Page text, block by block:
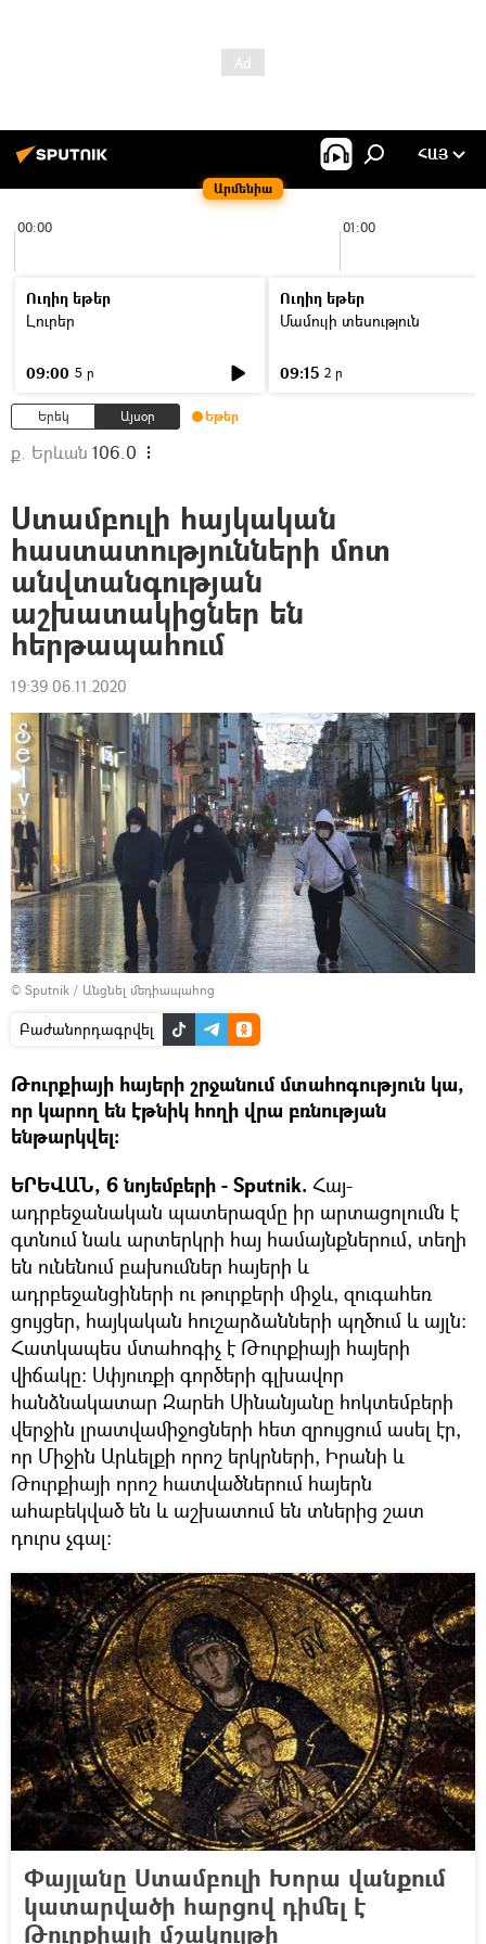
Արմենիա
ՀԱՅ
00:00 01:00
Ուղիղ եթեր
Լուրեր
09:00 5 ր
Ուղիղ եթեր
Մամուլի տեսություն
09:15 2 ր
Երեկ Այսօր Եթեր
ք. Երևան 106.0
Ստամբուլի հայկական
հաստատությունների մոտ
անվտանգության
աշխատակիցներ են
հերթապահում
19:39 06.11.2020
© Sputnik / Անցնել մեդիապահոց
Բաժանորդագրվել
Թուրքիայի հայերի շրջանում մտահոգություն կա,
որ կարող են էթնիկ հողի վրա բռնության
ենթարկվել։
ԵՐԵՎԱՆ, 6 նոյեմբերի - Sputnik. Հայ-
ադրբեջանական պատերազմը իր արտացոլումն է
գտնում նաև արտերկրի հայ համայնքներում, տեղի
են ունենում բախումներ հայերի և
ադրբեջանցիների ու թուրքերի միջև, զուգահեռ
ցույցեր, հայկական հուշարձանների պղծում և այլն։
Հատկապես մտահոգիչ է Թուրքիայի հայերի
վիճակը։ Սփյուռքի գործերի գլխավոր
հանձնակատար Զարեհ Սինանյանը հոկտեմբերի
վերջին լրատվամիջոցների հետ զրույցում ասել էր,
որ Միջին Արևելքի որոշ երկրների, Իրանի և
Թուրքիայի որոշ հատվածներում հայերն
ահաբեկված են և աշխատում են տներից շատ
դուրս չգալ։
Փայլանը Ստամբուլի Խորա վանքում
կատարվածի հարցով դիմել է
Թուրքիայի մշակույթի